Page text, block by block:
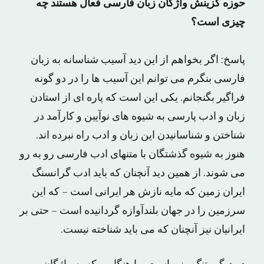
حوزه گزینش واژگان زبان فارسی فعال هستند چه
چیزی است؟
پاسخ: اگر بخواهم از این دید آسیب شناسانه به زبان
فارسی بنگرم می توانم این آسیب ها را در دو گونه
فراگیر بگنجانم. یکی این است که پاره ای از استادن
زبان و ادب پارسی به شیوه های نوآیین و کارآمد در
شناختن و شناسانیدن این زبان و ادب راه نبرده اند.
هنوز به شیوه گذشتگان با متنهای ادب فارسی رو به رو
می شوند. از همین دید آنچنان که باید ادب گرانسنگ
ایران زمین که مایه نازش هر ایرانی است – که این
سرزمین را در جهان بلندآوازه گردانیده است – حتی بر
ایرانیان نیز آنچنان که می باید شناخته نیست.